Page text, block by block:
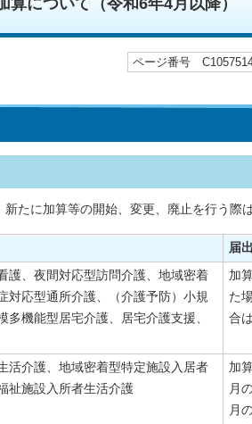
について（令和6年4月以降）
ページ番号
たに加算等の開始、変更、廃止を行う際
届
護、夜間対応型訪問介護、地域密着
対応型通所介護、（介護予防）小規
機能型居宅介護、居宅介護支援、
加
た
合
活介護、地域密着型特定施設入居者
祉施設入所者生活介護
加
月
月